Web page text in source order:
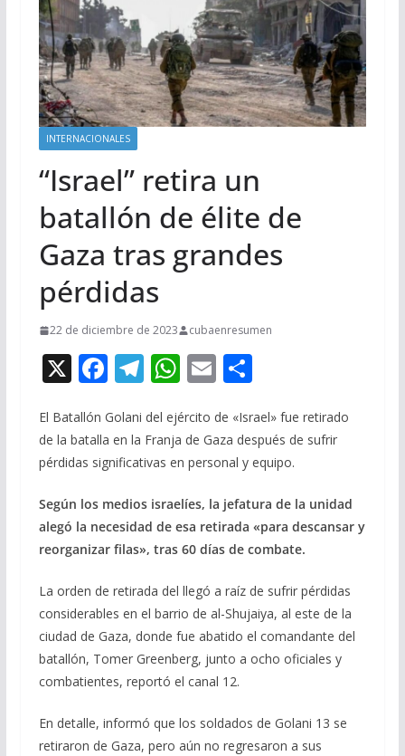
INTERNACIONALES
“Israel” retira un
batallón de élite de
Gaza tras grandes
pérdidas
22 de diciembre de 2023 cubaenresumen
X F
e
b
o
o
k
T
e
gr
m
W
at
s
A
p
p
E
ai
l
C
m
p
ar
ti
r
El Batallón Golani del ejército de «Israel» fue retirado
de la batalla en la Franja de Gaza después de sufrir
pérdidas significativas en personal y equipo.
Según los medios israelíes, la jefatura de la unidad
alegó la necesidad de esa retirada «para descansar y
reorganizar filas», tras 60 días de combate.
La orden de retirada del llegó a raíz de sufrir pérdidas
considerables en el barrio de al-Shujaiya, al este de la
ciudad de Gaza, donde fue abatido el comandante del
batallón, Tomer Greenberg, junto a ocho oficiales y
combatientes, reportó el canal 12.
En detalle, informó que los soldados de Golani 13 se
retiraron de Gaza, pero aún no regresaron a sus